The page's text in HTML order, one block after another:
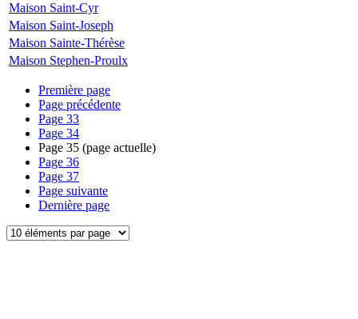
Maison Saint-Cyr
Maison Saint-Joseph
Maison Sainte-Thérèse
Maison Stephen-Proulx
Première page
Page précédente
Page 33
Page 34
Page 35 (page actuelle)
Page 36
Page 37
Page suivante
Dernière page